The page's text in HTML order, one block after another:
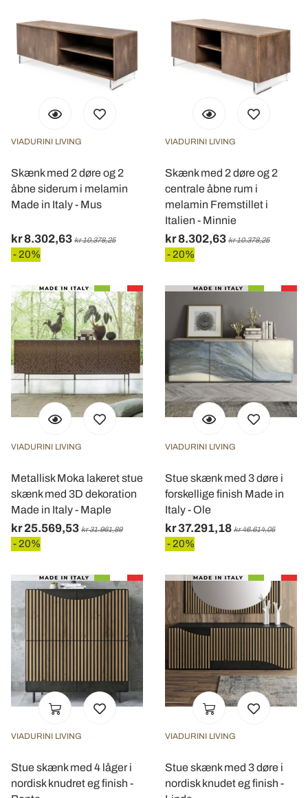
VIADURINI LIVING
Skænk med 2 døre og 2
åbne siderum i melamin
Made in Italy - Mus
kr 8.302,63 kr 10.378,25
- 20%
VIADURINI LIVING
Skænk med 2 døre og 2
centrale åbne rum i
melamin Fremstillet i
Italien - Minnie
kr 8.302,63 kr 10.378,25
- 20%
VIADURINI LIVING
Metallisk Moka lakeret stue
skænk med 3D dekoration
Made in Italy - Maple
kr 25.569,53 kr 31.961,89
- 20%
VIADURINI LIVING
Stue skænk med 3 døre i
forskellige finish Made in
Italy - Ole
kr 37.291,18 kr 46.614,05
- 20%
VIADURINI LIVING
Stue skænk med 4 låger i
nordisk knudret eg finish -
VIADURINI LIVING
Stue skænk med 3 døre i
nordisk knudet eg finish -